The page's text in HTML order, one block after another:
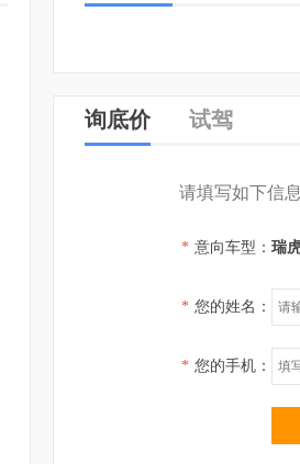
询底价 试驾
请填写如下信
* 意向车型： 瑞
* 您的姓名：
* 您的手机：